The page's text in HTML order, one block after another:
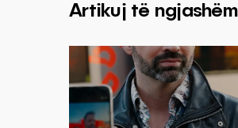
Artikuj të ngjashëm